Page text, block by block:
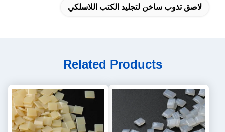
لاصق تذوب ساخن لتجليد الكتب اللاسلكي
Related Products